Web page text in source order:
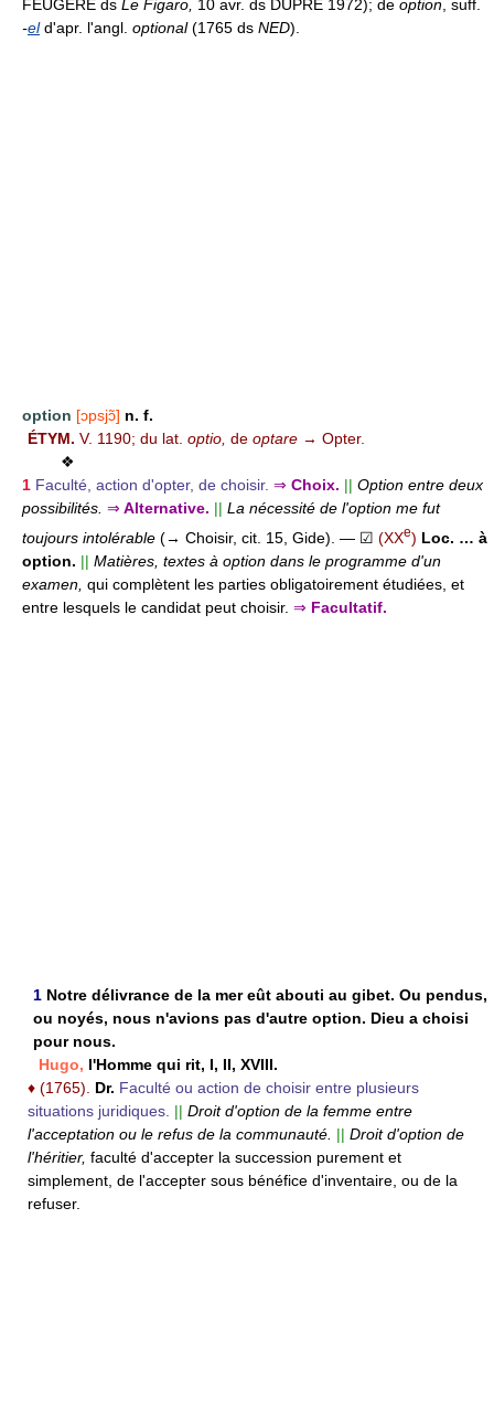
FEUGÈRE ds Le Figaro, 10 avr. ds DUPRÉ 1972); de option , suff.
-eld'apr. l'angl. optional(1765 ds NED).
option [ɔpsjɔ̃] n. f.
ÉTYM. V. 1190; du lat. optio, de optare → Opter.
❖
1 Faculté, action d'opter, de choisir. ⇒ Choix. || Option entre deux
possibilités. ⇒ Alternative. || La nécessité de l'option me fut
toujours intolérable (→ Choisir, cit. 15, Gide). — ☑ (XXe) Loc. … à
option. || Matières, textes à option dans le programme d'un
examen, qui complètent les parties obligatoirement étudiées, et
entre lesquels le candidat peut choisir. ⇒ Facultatif.
1 Notre délivrance de la mer eût abouti au gibet. Ou pendus,
ou noyés, nous n'avions pas d'autre option. Dieu a choisi
pour nous.
Hugo, l'Homme qui rit, I, II, XVIII.
♦ (1765). Dr. Faculté ou action de choisir entre plusieurs
situations juridiques. || Droit d'option de la femme entre
l'acceptation ou le refus de la communauté. || Droit d'option de
l'héritier, faculté d'accepter la succession purement et
simplement, de l'accepter sous bénéfice d'inventaire, ou de la
refuser.